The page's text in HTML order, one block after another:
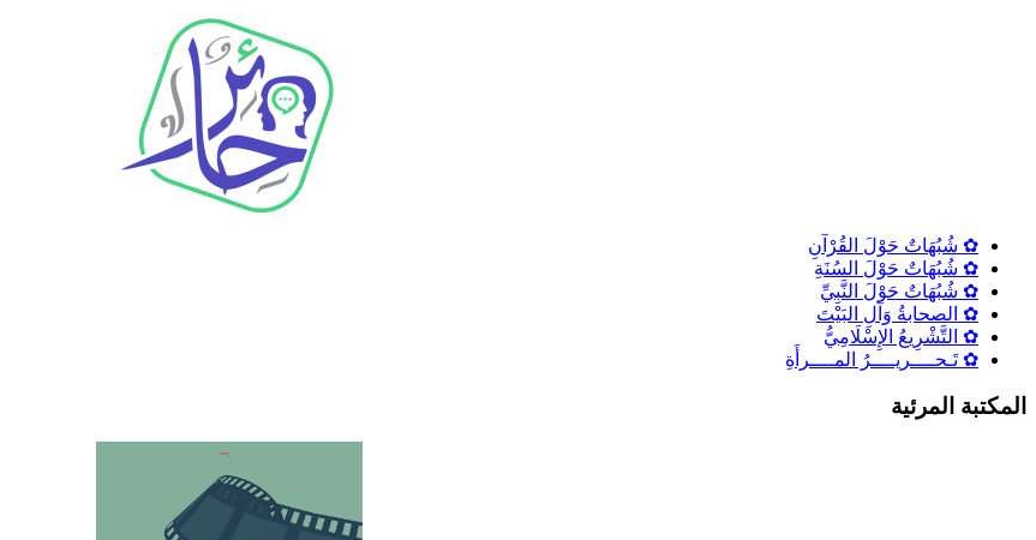
✿ شُبُهَاتٌ حَوْلَ القُرْآنِ
✿ شُبُهَاتٌ حَوْلَ السُنَةِ
✿ شُبُهَاتٌ حَوْلَ النَّبِيِّ
✿ الصحابةُ وَآلِ البَيْتَ
✿ التَّشْرِيعُ الإِسْلَامِيُّ
✿ تَـحــــريــــرُ المــــرأَةِ
المكتبة المرئية